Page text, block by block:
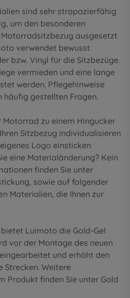
sind sehr strapazierfähig
um den besonderen
ausgesetzt
verwendet bewusst
bzw. Vinyl für die Sitzbezüge.
vermieden und eine lange
werden. Pflegehinweise
häufig gestellten Fragen.
Motorrad zu einem Hingucker
Sitzbezug individualisieren
Logo einsticken
eine Materialänderung? Kein
finden Sie unter
, sowie auf folgender
Materialien, die Ihnen zur
Luimoto die Gold-Gel
vor der Montage des neuen
und erhöht den
Strecken. Weitere
Produkt finden Sie unter Gold